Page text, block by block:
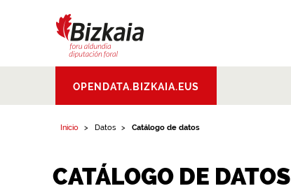
Aldundia.Diputacion
Foral de Bizkaia
OPENDATA.BIZKAIA.EUS
Inicio Datos Catálogo de datos
CATÁLOGO DE DATOS